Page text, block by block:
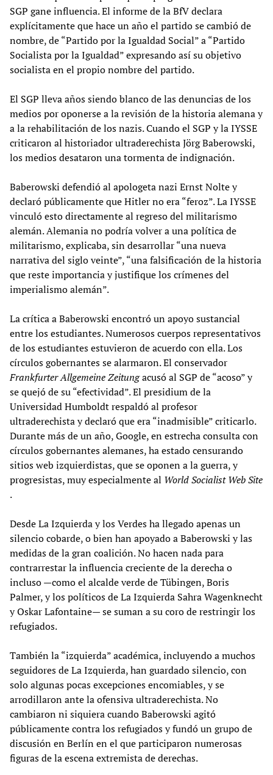
SGP gane influencia. El informe de la BfV declara
explícitamente que hace un año el partido se cambió de
nombre, de “Partido por la Igualdad Social” a “Partido
Socialista por la Igualdad” expresando así su objetivo
socialista en el propio nombre del partido.
El SGP lleva años siendo blanco de las denuncias de los
medios por oponerse a la revisión de la historia alemana y
a la rehabilitación de los nazis. Cuando el SGP y la IYSSE
criticaron al historiador ultraderechista Jörg Baberowski,
los medios desataron una tormenta de indignación.
Baberowski defendió al apologeta nazi Ernst Nolte y
declaró públicamente que Hitler no era “feroz”. La IYSSE
vinculó esto directamente al regreso del militarismo
alemán. Alemania no podría volver a una política de
militarismo, explicaba, sin desarrollar “una nueva
narrativa del siglo veinte”, “una falsificación de la historia
que reste importancia y justifique los crímenes del
imperialismo alemán”.
La crítica a Baberowski encontró un apoyo sustancial
entre los estudiantes. Numerosos cuerpos representativos
de los estudiantes estuvieron de acuerdo con ella. Los
círculos gobernantes se alarmaron. El conservador
FrankfurterAllgemeineZeitungacusó al SGP de “acoso” y
se quejó de su “efectividad”. El presidium de la
Universidad Humboldt respaldó al profesor
ultraderechista y declaró que era “inadmisible” criticarlo.
Durante más de un año, Google, en estrecha consulta con
círculos gobernantes alemanes, ha estado censurando
sitios web izquierdistas, que se oponen a la guerra, y
progresistas, muy especialmente al World Socialist Web Site
.
Desde La Izquierda y los Verdes ha llegado apenas un
silencio cobarde, o bien han apoyado a Baberowski y las
medidas de la gran coalición. No hacen nada para
contrarrestar la influencia creciente de la derecha o
incluso —como el alcalde verde de Tübingen, Boris
Palmer, y los políticos de La Izquierda Sahra Wagenknecht
y Oskar Lafontaine— se suman a su coro de restringir los
refugiados.
También la “izquierda” académica, incluyendo a muchos
seguidores de La Izquierda, han guardado silencio, con
solo algunas pocas excepciones encomiables, y se
arrodillaron ante la ofensiva ultraderechista. No
cambiaron ni siquiera cuando Baberowski agitó
públicamente contra los refugiados y fundó un grupo de
discusión en Berlín en el que participaron numerosas
figuras de la escena extremista de derechas.